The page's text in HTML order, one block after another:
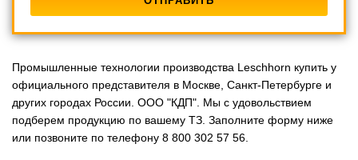
Промышленные технологии производства Leschhorn купить у
официального представителя в Москве, Санкт-Петербурге и
других городах России. ООО "КДП". Мы с удовольствием
подберем продукцию по вашему ТЗ. Заполните форму ниже
или позвоните по телефону 8 800 302 57 56.